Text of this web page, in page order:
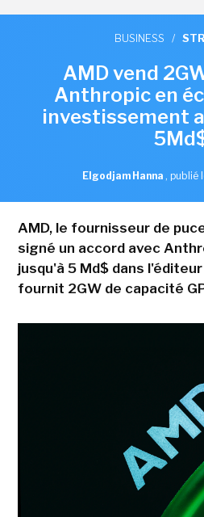
BUSINESS /
AMD vend
Anthropic en
investissement
Elgodjam Hanna , publié
AMD, le fournisseur de
signé un accord avec
jusqu'à 5 Md$ dans
fournit 2GW de capacité